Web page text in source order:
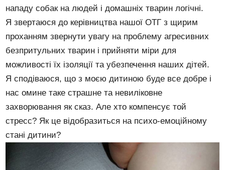
нападу собак на людей і домашніх тварин логічні.
Я звертаюся до керівництва нашої ОТГ з щирим
проханням звернути увагу на проблему агресивних
безпритульних тварин і прийняти міри для
можливості їх ізоляції та убезпечення наших дітей.
Я сподіваюся, що з моєю дитиною буде все добре і
нас омине таке страшне та невиліковне
захворювання як сказ. Але хто компенсує той
стресс? Як це відобразиться на психо-емоційному
стані дитини?